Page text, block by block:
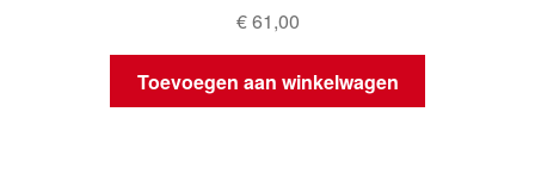
€61,00
Toevoegen aan winkelwagen